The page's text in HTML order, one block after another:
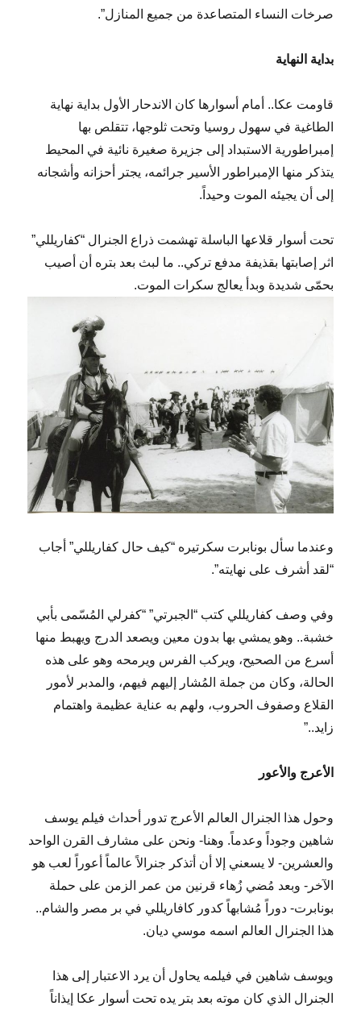
صرخات النساء المتصاعدة من جميع المنازل”.
بداية النهاية
قاومت عكا.. أمام أسوارها كان الاندحار الأول بداية نهاية
الطاغية في سهول روسيا وتحت ثلوجها، تتقلص بها
إمبراطورية الاستبداد إلى جزيرة صغيرة نائية في المحيط
يتذكر منها الإمبراطور الأسير جرائمه، يجتر أحزانه وأشجانه
إلى أن يجيئه الموت وحيداً.
تحت أسوار قلاعها الباسلة تهشمت ذراع الجنرال “كفاريللي”
اثر إصابتها بقذيفة مدفع تركي.. ما لبث بعد بتره أن أصيب
بحمّى شديدة وبدأ يعالج سكرات الموت.
وعندما سأل بونابرت سكرتيره “كيف حال كفاريللي” أجاب
“لقد أشرف على نهايته”.
وفي وصف كفاريللي كتب “الجبرتي” “كفرلي المُسّمى بأبي
خشبة.. وهو يمشي بها بدون معين ويصعد الدرج ويهبط منها
أسرع من الصحيح، ويركب الفرس ويرمحه وهو على هذه
الحالة، وكان من جملة المُشار إليهم فيهم، والمدبر لأمور
القلاع وصفوف الحروب، ولهم به عناية عظيمة واهتمام
زايد..”
الأعرج والأعور
وحول هذا الجنرال العالم الأعرج تدور أحداث فيلم يوسف
شاهين وجوداً وعدماً. وهنا- ونحن على مشارف القرن الواحد
والعشرين- لا يسعني إلا أن أتذكر جنرالاً عالماً أعوراً لعب هو
الآخر- وبعد مُضي زُهاء قرنين من عمر الزمن على حملة
بونابرت- دوراً مُشابهاً كدور كافاريللي في بر مصر والشام..
هذا الجنرال العالم اسمه موسي ديان.
ويوسف شاهين في فيلمه يحاول أن يرد الاعتبار إلى هذا
الجنرال الذي كان موته بعد بتر يده تحت أسوار عكا إيذاناً